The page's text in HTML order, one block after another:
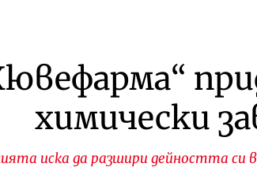
химически
иска да разшири дейността си